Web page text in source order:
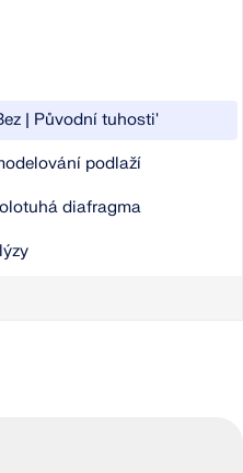
| Původní tuhosti'
podlaží
diafragma